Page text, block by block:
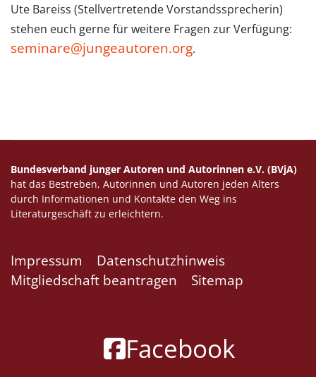
Ute Bareiss (Stellvertretende Vorstandssprecherin)
stehen euch gerne für weitere Fragen zur Verfügung:
seminare@jungeautoren.org.
Bundesverband junger Autoren und Autorinnen e.V. (BVjA)
hat das Bestreben, Autorinnen und Autoren jeden Alters
durch Informationen und Kontakte den Weg ins
Literaturgeschäft zu erleichtern.
Impressum
Datenschutzhinweis
Mitgliedschaft beantragen
Sitemap
Facebook